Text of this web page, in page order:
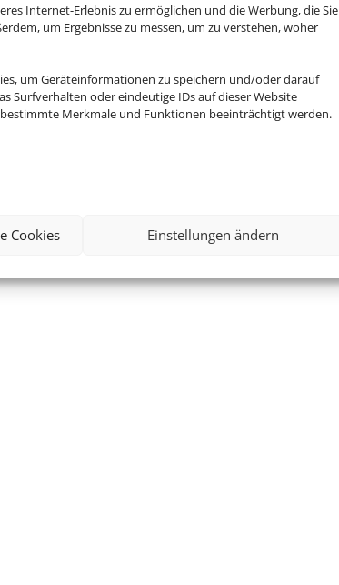
Internet-Erlebnis zu ermöglichen und die Werbung, die Sie
um Ergebnisse zu messen, um zu verstehen, woher
um Geräteinformationen zu speichern und/oder darauf
Surfverhalten oder eindeutige IDs auf dieser Website
Merkmale und Funktionen beeinträchtigt werden.
Cookies Einstellungen ändern